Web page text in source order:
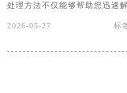
处理方法不仅能够帮助您迅速
2026-05-27 标